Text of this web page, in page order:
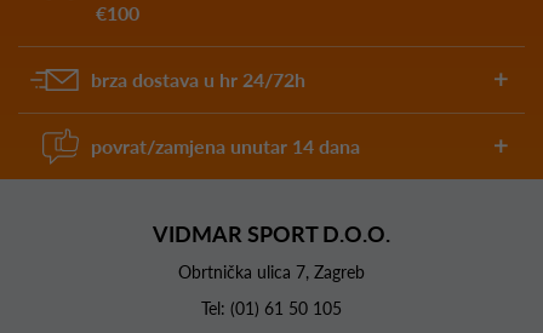
€100
brza dostava u hr 24/72h
povrat/zamjena unutar 14 dana
VIDMAR SPORT D.O.O.
Obrtnička ulica 7, Zagreb
Tel: (01) 61 50 105